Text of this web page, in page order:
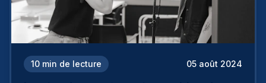
10 min de lecture 05 août 2024